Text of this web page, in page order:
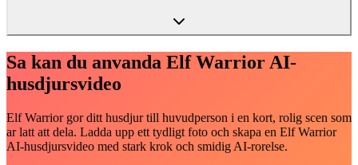
Sa kan du anvanda Elf Warrior AI-
husdjursvideo
Elf Warrior gor ditt husdjur till huvudperson i en kort, rolig scen som
ar latt att dela. Ladda upp ett tydligt foto och skapa en Elf Warrior
AI-husdjursvideo med stark krok och smidig AI-rorelse.